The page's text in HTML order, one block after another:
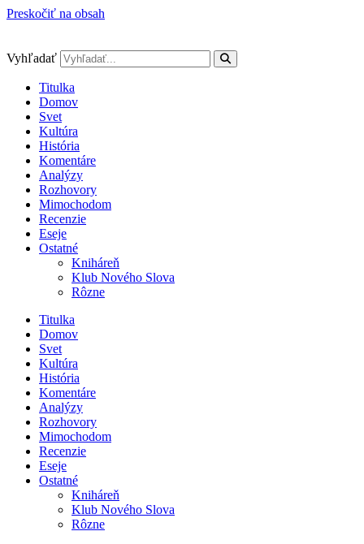
Preskočiť na obsah
Vyhľadať
Titulka
Domov
Svet
Kultúra
História
Komentáre
Analýzy
Rozhovory
Mimochodom
Recenzie
Eseje
Ostatné
Kniháreň
Klub Nového Slova
Rôzne
Titulka
Domov
Svet
Kultúra
História
Komentáre
Analýzy
Rozhovory
Mimochodom
Recenzie
Eseje
Ostatné
Kniháreň
Klub Nového Slova
Rôzne